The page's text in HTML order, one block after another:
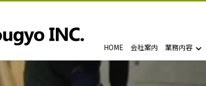
HOME 会社案内 業務内容